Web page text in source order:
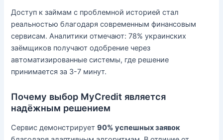
Доступ к займам с проблемной историей стал
реальностью благодаря современным финансовым
сервисам. Аналитики отмечают: 78% украинских
заёмщиков получают одобрение через
автоматизированные системы, где решение
принимается за 3-7 минут.
Почему выбор MyCredit является
надёжным решением
Сервис демонстрирует90% успешных заявок